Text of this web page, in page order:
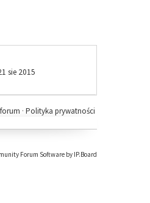
sie 2015
Polityka prywatności
·
Forum Software by IP.Board